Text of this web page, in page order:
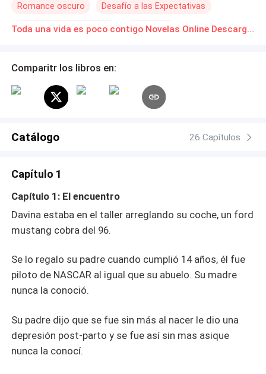
Romance oscuro Desafío a las Expectativas
POV en primera persona Chica mala Toda una vida es poco contigo Novelas Online Descarga gratuita de PDF
Comparitr los libros en:
Catálogo 26 Capítulos
Capítulo 1
Capítulo 1: El encuentro
Davina estaba en el taller arreglando su coche, un ford
mustang cobra del 96.
Se lo regalo su padre cuando cumplió 14 años, él fue
piloto de NASCAR al igual que su abuelo. Su madre
nunca la conoció.
Su padre dijo que se fue sin más al nacer le dio una
depresión post-parto y se fue así sin mas asique
nunca la conocí.